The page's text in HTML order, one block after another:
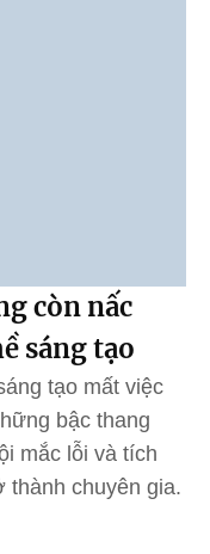
còn nấc
sáng tạo
tạo mất việc
bậc thang
mắc lỗi và tích
thành chuyên gia.